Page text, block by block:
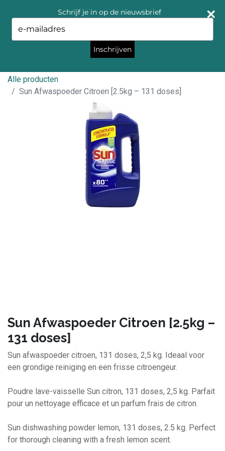
Alle producten
Sun Afwaspoeder Citroen [2.5kg – 131 doses]
Sun Afwaspoeder Citroen [2.5kg –
131 doses]
Sun afwaspoeder citroen, 131 doses, 2,5 kg. Ideaal voor
een grondige reiniging en een frisse citroengeur.
Poudre lave-vaisselle Sun citron, 131 doses, 2,5 kg. Parfait
pour un nettoyage efficace et un parfum frais de citron.
Sun dishwashing powder lemon, 131 doses, 2.5 kg. Perfect
for thorough cleaning with a fresh lemon scent.
Schrijf je in op de nieuwsbrief
your
email
Inschrijven